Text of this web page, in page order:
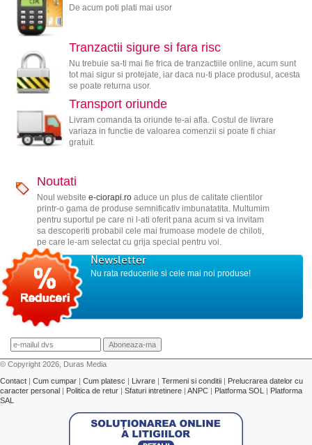
De acum poti plati mai usor
Tranzactii sigure si fara risc
Nu trebuie sa-ti mai fie frica de tranzactiile online, acum sunt
tot mai sigur si protejate, iar daca nu-ti place produsul, acesta
se poate returna usor.
Transport oriunde
Livram comanda ta oriunde te-ai afla. Costul de livrare
variaza in functie de valoarea comenzii si poate fi chiar
gratuit.
Noutati
Noul website e-ciorapi.roaduce un plus de calitate clientilor
printr-o gama de produse semnificativ imbunatatita. Multumim
pentru suportul pe care ni l-ati oferit pana acum si va invitam
sa descoperiti probabil cele mai frumoase modele de chiloti,
pe care le-am selectat cu grija special pentru voi.
Newsletter
Nu rata reducerile si cele mai noi produse!
© Copyright 2026, Duras Media
Contact | Cum cumpar | Cum platesc | Livrare | Termeni si conditii | Prelucrarea datelor cu
caracter personal | Politica de retur | Sfaturi intretinere | ANPC | Platforma SOL | Platforma
SAL